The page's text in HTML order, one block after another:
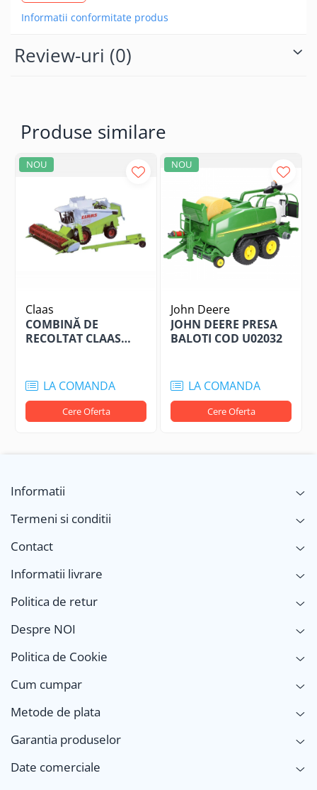
Calitate și prelucrare detaliată
Produs fabricat în Germania
Informatii conformitate produs
Review-uri (0)
Produse similare
NOU
Claas
COMBINĂ DE
RECOLTAT CLAAS
LA COMANDA
Cere Oferta
NOU
John Deere
JOHN DEERE PRESA
BALOTI COD U02032
LA COMANDA
Cere Oferta
Informatii
Termeni si conditii
Contact
Informatii livrare
Politica de retur
Despre NOI
Politica de Cookie
Cum cumpar
Metode de plata
Garantia produselor
Date comerciale